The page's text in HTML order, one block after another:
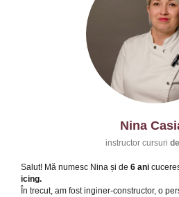
Nina
instructor cursuri
Salut! Mă numesc Nina și de 6 ani
icing.
În trecut, am fost inginer-constructor, o